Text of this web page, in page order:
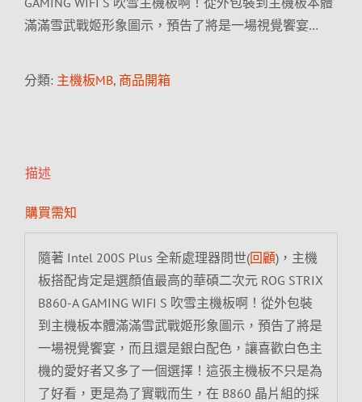
滿滿雪武戰姬形象圖示，預告了將是一場視覺饗宴…
分類: 主機板MB, 商品開箱
描述
購買需知
隨著 Intel 200S Plus 全新處理器問世(回顧)，主機
板搭配肯定是選顏值最高的華碩二次元 ROG STRIX
B860-A GAMING WIFI S 吹雪主機板啊！從外包裝
到主機板本體滿滿雪武戰姬形象圖示，預告了將是
一場視覺饗宴，而且還是銀白配色，讓喜歡白色主
機的愛好者又多了一個選擇！這張主機板不只是為
了好看，更是為了實戰而生，在 B860 晶片組的採